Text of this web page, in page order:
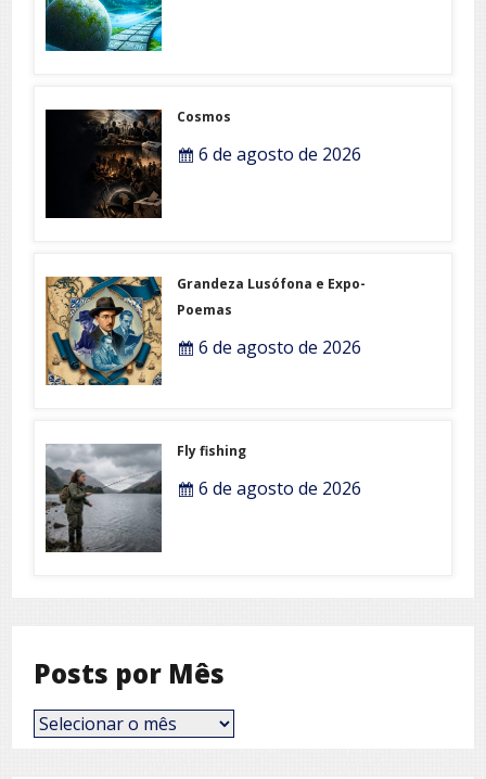
Cosmos
6 de agosto de 2026
Grandeza Lusófona e Expo-
Poemas
6 de agosto de 2026
Fly fishing
6 de agosto de 2026
Posts por Mês
Posts
por